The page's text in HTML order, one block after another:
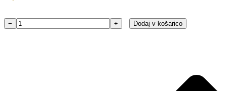
Filter
− + Dodaj v košarico